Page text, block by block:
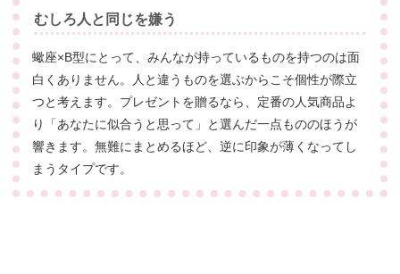
むしろ人と同じを嫌う
蠍座×B型にとって、みんなが持っているものを持つのは面
白くありません。人と違うものを選ぶからこそ個性が際立
つと考えます。プレゼントを贈るなら、定番の人気商品よ
り「あなたに似合うと思って」と選んだ一点もののほうが
響きます。無難にまとめるほど、逆に印象が薄くなってし
まうタイプです。